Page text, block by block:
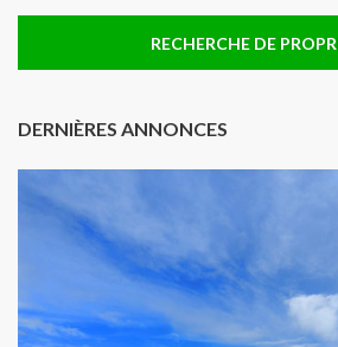
DERNIÈRES ANNONCES